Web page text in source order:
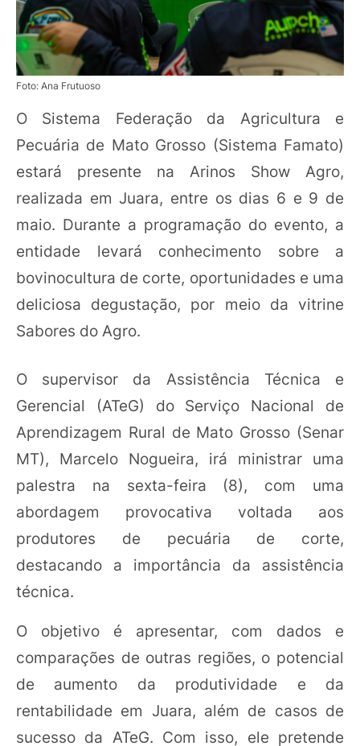
Foto: Ana Frutuoso
O Sistema Federação da Agricultura e
Pecuária de Mato Grosso (Sistema Famato)
estará presente na Arinos Show Agro,
realizada em Juara, entre os dias 6 e 9 de
maio. Durante a programação do evento, a
entidade levará conhecimento sobre a
bovinocultura de corte, oportunidades e uma
deliciosa degustação, por meio da vitrine
Sabores do Agro.
O supervisor da Assistência Técnica e
Gerencial (ATeG) do Serviço Nacional de
Aprendizagem Rural de Mato Grosso (Senar
MT), Marcelo Nogueira, irá ministrar uma
palestra na sexta-feira (8), com uma
abordagem provocativa voltada aos
produtores de pecuária de corte,
destacando a importância da assistência
técnica.
O objetivo é apresentar, com dados e
comparações de outras regiões, o potencial
de aumento da produtividade e da
rentabilidade em Juara, além de casos de
sucesso da ATeG. Com isso, ele pretende